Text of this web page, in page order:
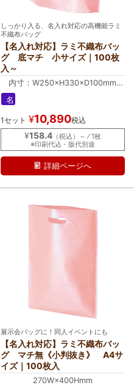
しっかり入る、名入れ対応の高機能ラミ
不織布バッグ
【名入れ対応】ラミ不織布バッ
グ 底マチ 小サイズ｜100枚
入～
内寸：W250×H330×D100mm
外寸：W350×H330×D100mm
名
れ
｜
ミ
1セット ¥10,890税込
¥158.4（税込）～ ⁄ 1枚
※印刷代込・版代別途
詳細ページへ
展示会バッグに！同人イベントにも
【名入れ対応】ラミ不織布バッ
グ マチ無《小判抜き》 A4サ
イズ｜100枚入
270W×400Hmm